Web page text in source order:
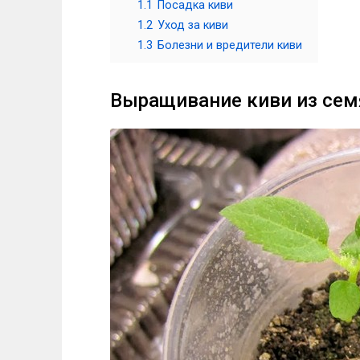
1.1
Посадка киви
1.2 Уход за киви
1.3 Болезни и вредители киви
Выращивание киви из